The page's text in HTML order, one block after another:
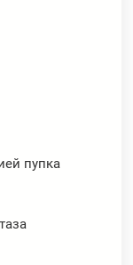
пупка